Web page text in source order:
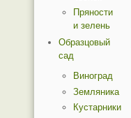
Пряности
и зелень
Образцовый
сад
Виноград
Земляника
Кустарники